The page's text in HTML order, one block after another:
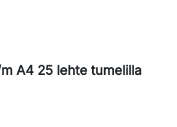
A4 25 lehte tumelilla